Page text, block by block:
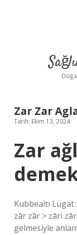
Zar Zar
Tarih: Ekim 13, 2024
Zar
Kubbealtı Lügat
zār zār > zāri
gelmesiyle